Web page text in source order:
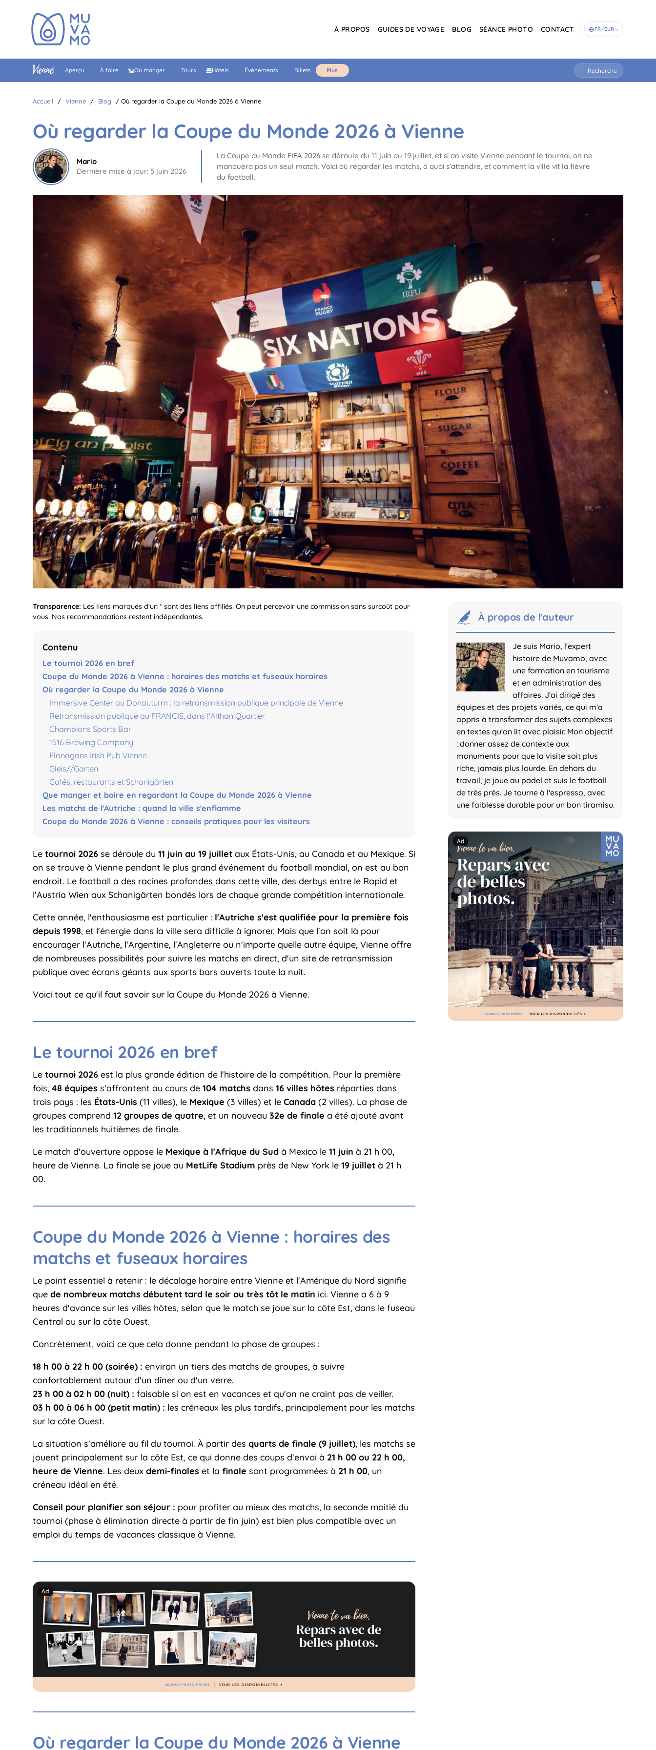
À PROPOS GUIDES DE VOYAGE BLOG SÉANCE PHOTO CONTACT FR/EUR
Vienne Aperçu À faire Où manger Tours Hôtels Événements Billets Plus Recherche
Accueil / Vienne / Blog /Où regarder la Coupe du Monde 2026 à Vienne
Où regarder la Coupe du Monde 2026 à Vienne
Mario
Dernière mise à jour: 5 juin 2026
La Coupe du Monde FIFA 2026 se déroule du 11 juin au 19 juillet, et si on visite Vienne pendant le tournoi, on ne
manquera pas un seul match. Voici où regarder les matchs, à quoi s'attendre, et comment la ville vit la fièvre
du football.
Transparence: Les liens marqués d'un * sont des liens affiliés. On peut percevoir une commission sans surcoût pour
vous. Nos recommandations restent indépendantes.
Contenu
Le tournoi 2026 en bref
Coupe du Monde 2026 à Vienne : horaires des matchs et fuseaux horaires
Où regarder la Coupe du Monde 2026 à Vienne
Immersive Center au Donauturm : la retransmission publique principale de Vienne
Retransmission publique au FRANCIS, dans l'Althan Quartier
Champions Sports Bar
1516 Brewing Company
Flanagans Irish Pub Vienne
Gleis//Garten
Cafés, restaurants et Schanigärten
Que manger et boire en regardant la Coupe du Monde 2026 à Vienne
Les matchs de l'Autriche : quand la ville s'enflamme
Coupe du Monde 2026 à Vienne : conseils pratiques pour les visiteurs
Letournoi 2026 se déroule du11 juin au 19 juillet aux États-Unis, au Canada et au Mexique. Si
on se trouve à Vienne pendant le plus grand événement du football mondial, on est au bon
endroit. Le football a des racines profondes dans cette ville, des derbys entre le Rapid et
l'Austria Wien aux Schanigärten bondés lors de chaque grande compétition internationale.
Cette année, l'enthousiasme est particulier : l'Autriche s'est qualifiée pour la première fois
depuis 1998, et l'énergie dans la ville sera difficile à ignorer. Mais que l'on soit là pour
encourager l'Autriche, l'Argentine, l'Angleterre ou n'importe quelle autre équipe, Vienne offre
de nombreuses possibilités pour suivre les matchs en direct, d'un site de retransmission
publique avec écrans géants aux sports bars ouverts toute la nuit.
Voici tout ce qu'il faut savoir sur la Coupe du Monde 2026 à Vienne.
Le tournoi 2026 en bref
Letournoi 2026 est la plus grande édition de l'histoire de la compétition. Pour la première
fois,48 équipes s'affrontent au cours de104 matchs dans16 villes hôtes réparties dans
trois pays : les États-Unis (11 villes), le Mexique (3 villes) et leCanada (2 villes). La phase de
groupes comprend12 groupes de quatre, et un nouveau32e de finale a été ajouté avant
les traditionnels huitièmes de finale.
Le match d'ouverture oppose le Mexique à l'Afrique du Sud à Mexico le11 juin à 21 h 00,
heure de Vienne. La finale se joue au MetLife Stadium près de New York le19 juillet à 21 h
00.
Coupe du Monde 2026 à Vienne : horaires des
matchs et fuseaux horaires
Le point essentiel à retenir : le décalage horaire entre Vienne et l'Amérique du Nord signifie
quede nombreux matchs débutent tard le soir ou très tôt le matin ici. Vienne a 6 à 9
heures d'avance sur les villes hôtes, selon que le match se joue sur la côte Est, dans le fuseau
Central ou sur la côte Ouest.
Concrètement, voici ce que cela donne pendant la phase de groupes :
18 h 00 à 22 h 00 (soirée) : environ un tiers des matchs de groupes, à suivre
confortablement autour d'un dîner ou d'un verre.
23 h 00 à 02 h 00 (nuit) : faisable si on est en vacances et qu'on ne craint pas de veiller.
03 h 00 à 06 h 00 (petit matin) : les créneaux les plus tardifs, principalement pour les matchs
sur la côte Ouest.
La situation s'améliore au fil du tournoi. À partir desquarts de finale (9 juillet), les matchs se
jouent principalement sur la côte Est, ce qui donne des coups d'envoi à 21 h 00 ou 22 h 00,
heure de Vienne. Les deuxdemi-finales et lafinale sont programmées à 21 h 00, un
créneau idéal en été.
Conseil pour planifier son séjour : pour profiter au mieux des matchs, la seconde moitié du
tournoi (phase à élimination directe à partir de fin juin) est bien plus compatible avec un
emploi du temps de vacances classique à Vienne.
Où regarder la Coupe du Monde 2026 à Vienne
À propos de l'auteur
Je suis Mario, l'expert
histoire de Muvamo, avec
une formation en tourisme
et en administration des
affaires. J'ai dirigé des
équipes et des projets variés, ce qui m'a
appris à transformer des sujets complexes
en textes qu'on lit avec plaisir. Mon objectif
: donner assez de contexte aux
monuments pour que la visite soit plus
riche, jamais plus lourde. En dehors du
travail, je joue au padel et suis le football
de très près. Je tourne à l'espresso, avec
une faiblesse durable pour un bon tiramisu.